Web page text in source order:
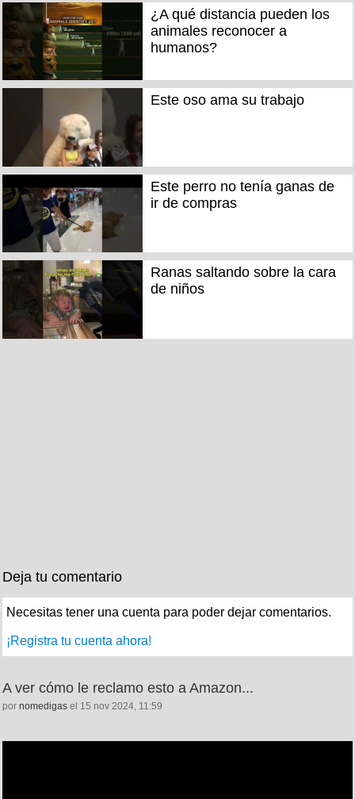
¿A qué distancia pueden los
animales reconocer a
humanos?
Este oso ama su trabajo
Este perro no tenía ganas de
ir de compras
Ranas saltando sobre la cara
de niños
Deja tu comentario
Necesitas tener una cuenta para poder dejar comentarios.
¡Registra tu cuenta ahora!
A ver cómo le reclamo esto a Amazon...
por nomedigas el 15 nov 2024, 11:59